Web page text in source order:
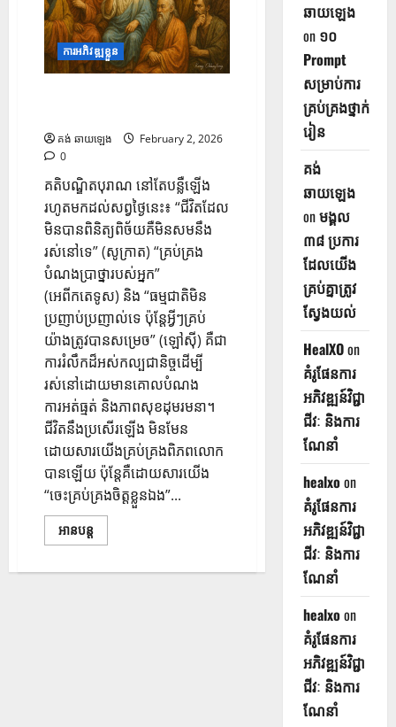
ការអភិវឌ្ឍខ្លួន
គង់ ឆាយឡេង
February 2, 2026
0
គតិបណ្ឌិតបុរាណ នៅតែបន្លឺឡើង
រហូតមកដល់សព្វថ្ងៃនេះ៖ “ជីវិតដែល
មិនបានពិនិត្យពិច័យគឺមិនសមនឹង
រស់នៅទេ” (សូក្រាត) “គ្រប់គ្រង
បំណងប្រាថ្នារបស់អ្នក”
(អេពីកតេទូស) និង “ធម្មជាតិមិន
ប្រញាប់ប្រញាល់ទេ ប៉ុន្តែអ្វីៗគ្រប់
យ៉ាងត្រូវបានសម្រេច” (ឡៅស៊ី) គឺជា
ការរំលឹកដ៏អស់កល្បជានិច្ចដើម្បី
រស់នៅដោយមានគោលបំណង
ការអត់ធ្មត់ និងភាពសុខដុមរមនា។
ជីវិតនឹងប្រសើរឡើង មិនមែន
ដោយសារយើងគ្រប់គ្រងពិភពលោក
បានឡើយ ប៉ុន្តែគឺដោយសារយើង
“ចេះគ្រប់គ្រងចិត្តខ្លួនឯង”...
អានបន្ត
ឆាយឡេង
on ១០
Prompt
សម្រាប់ការ
គ្រប់គ្រងថ្នាក់
រៀន
គង់
ឆាយឡេង
onមង្គល
៣៨ ប្រការ
ដែលយើង
គ្រប់គ្នាត្រូវ
ស្វែងយល់
HealXOon
គំរូផែនការ
អភិវឌ្ឍន៍វិជ្ជា
ជីវៈ និងការ
ណែនាំ
healxoon
គំរូផែនការ
អភិវឌ្ឍន៍វិជ្ជា
ជីវៈ និងការ
ណែនាំ
healxoon
គំរូផែនការ
អភិវឌ្ឍន៍វិជ្ជា
ជីវៈ និងការ
ណែនាំ